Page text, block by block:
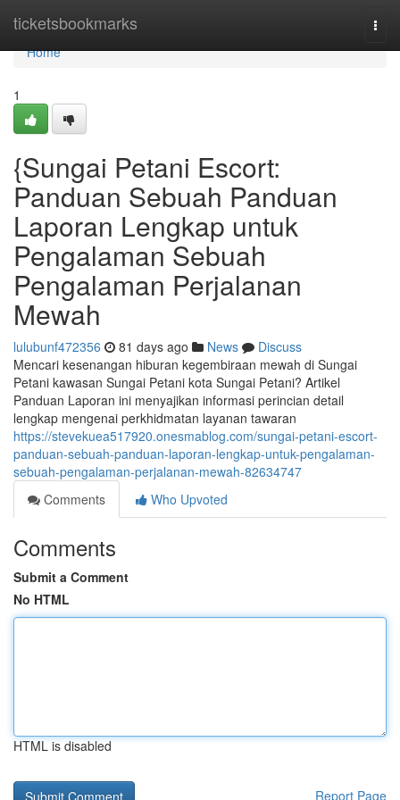
ticketsbookmarks
Home
Home
1
{Sungai Petani Escort:
Panduan Sebuah Panduan
Laporan Lengkap untuk
Pengalaman Sebuah
Pengalaman Perjalanan
Mewah
lulubunf472356 81 days ago News
Discuss
Mencari kesenangan hiburan kegembiraan mewah di Sungai
Petani kawasan Sungai Petani kota Sungai Petani? Artikel
Panduan Laporan ini menyajikan informasi perincian detail
lengkap mengenai perkhidmatan layanan tawaran
https://stevekuea517920.onesmablog.com/sungai-petani-escort-
panduan-sebuah-panduan-laporan-lengkap-untuk-pengalaman-
sebuah-pengalaman-perjalanan-mewah-82634747
Comments
Who Upvoted
Comments
Submit a Comment
No HTML
HTML is disabled
Report Page